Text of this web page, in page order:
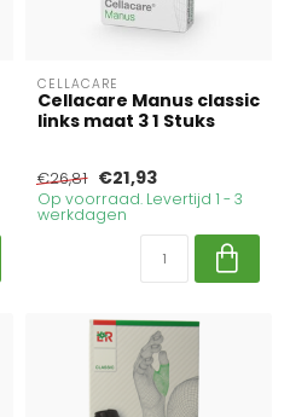
CELLACARE
Cellacare Manus classic
links maat 3 1 Stuks
€26,81 €21,93
Op voorraad. Levertijd 1 - 3
werkdagen